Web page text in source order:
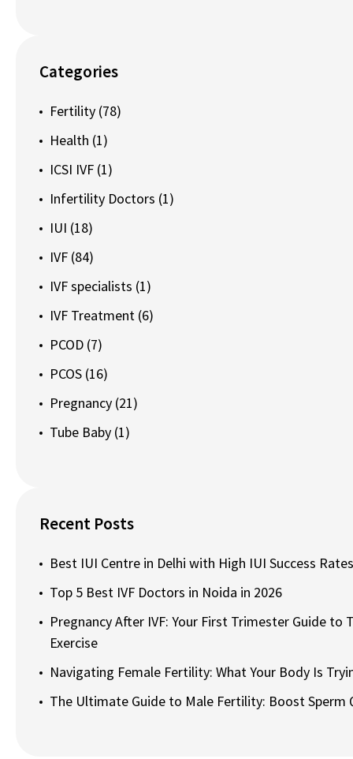
Categories
Fertility (78)
Health (1)
ICSI IVF (1)
Infertility Doctors (1)
IUI (18)
IVF (84)
IVF specialists (1)
IVF Treatment (6)
PCOD (7)
PCOS (16)
Pregnancy (21)
Tube Baby (1)
Recent Posts
Best IUI Centre in Delhi with High IUI Success
Top 5 Best IVF Doctors in Noida in 2026
Pregnancy After IVF: Your First Trimester Guide to
Exercise
Navigating Female Fertility: What Your Body Is
The Ultimate Guide to Male Fertility: Boost Sperm